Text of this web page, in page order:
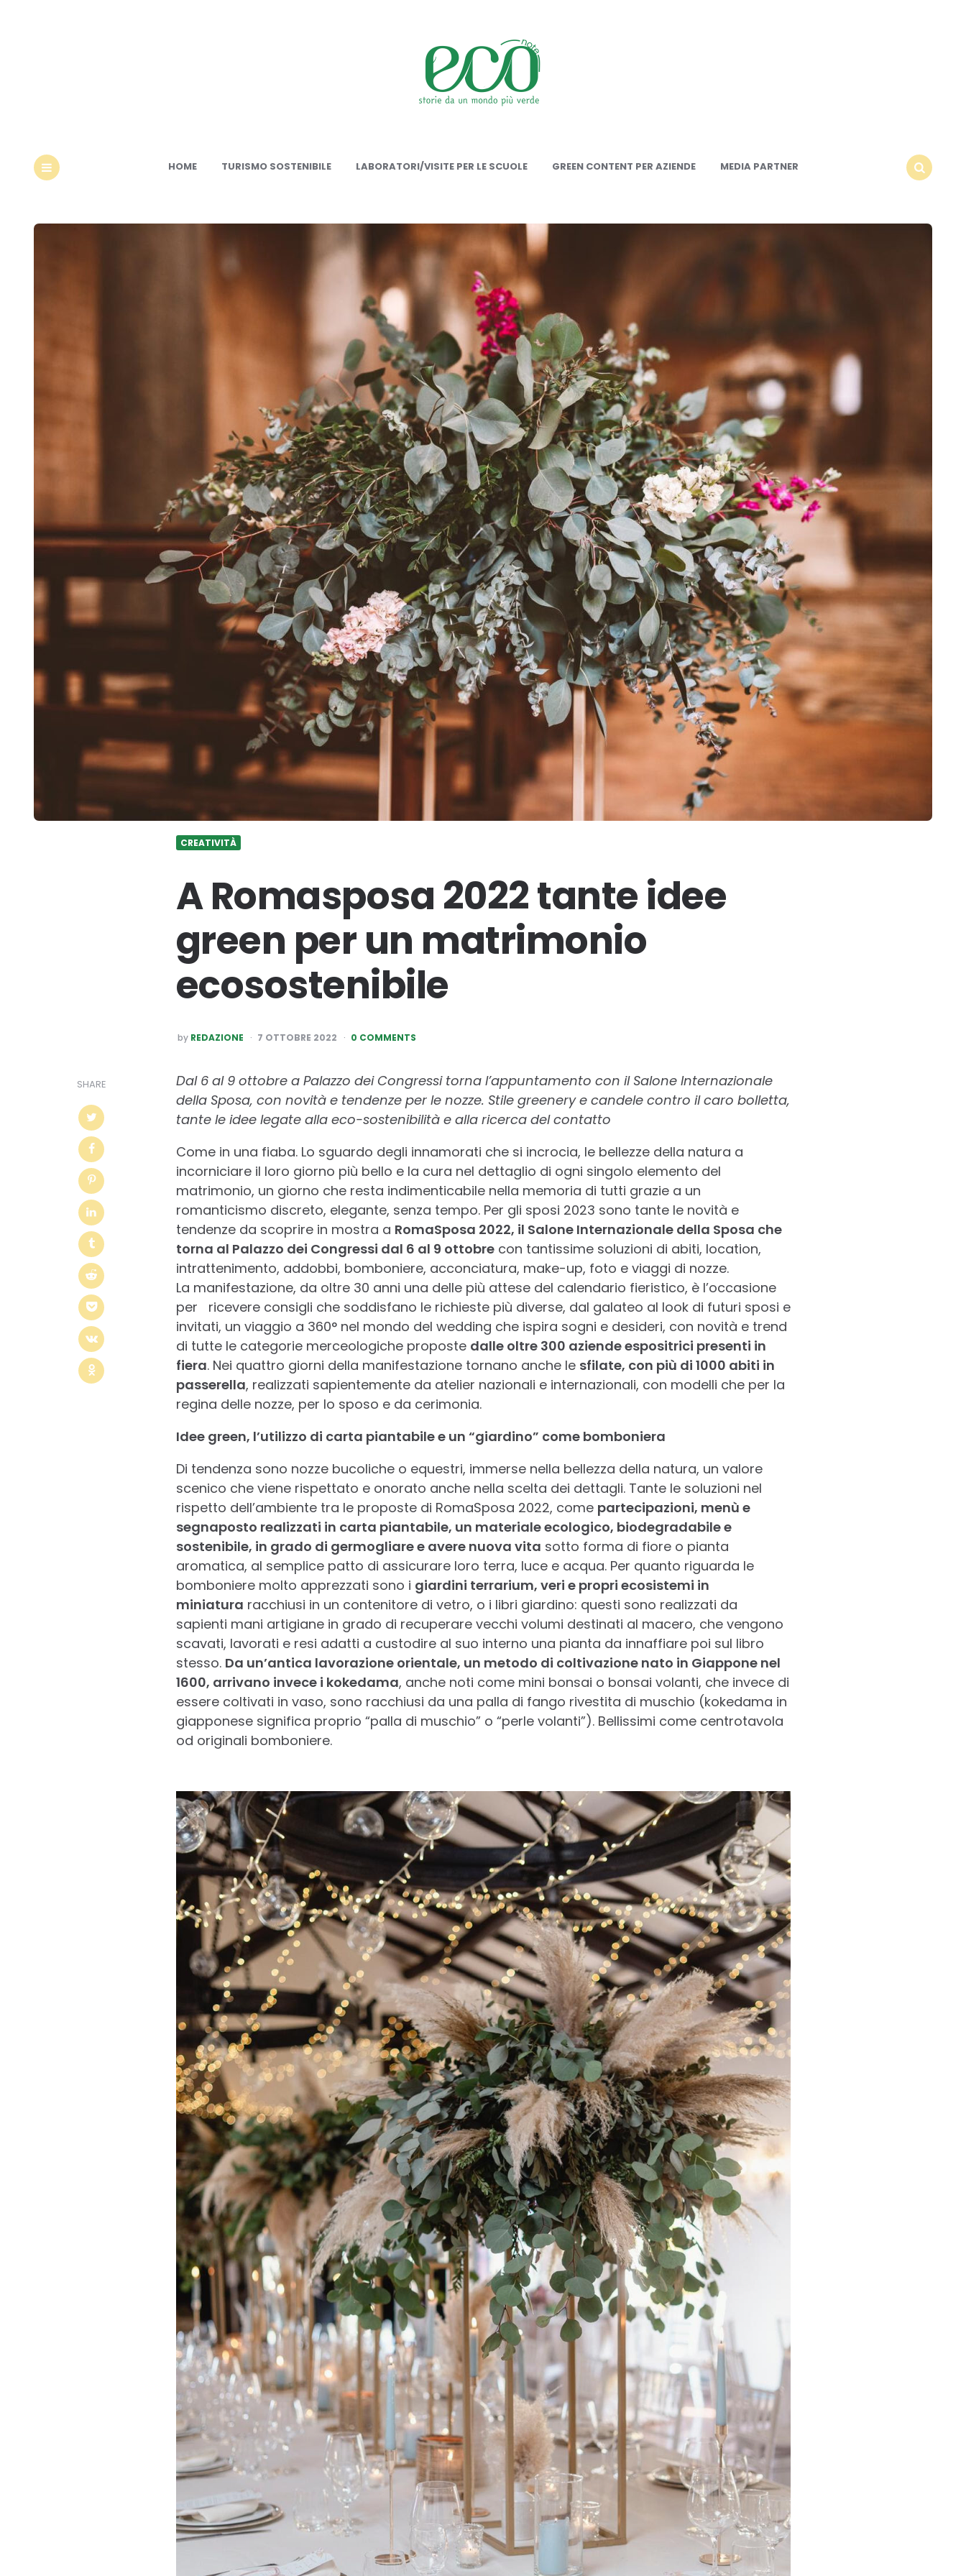
HOME TURISMO SOSTENIBILE LABORATORI/VISITE PER LE SCUOLE GREEN CONTENT PER AZIENDE
MEDIA PARTNER
CREATIVITÀ
A Romasposa 2022 tante idee
green per un matrimonio
ecosostenibile
POSTED
BY
by REDAZIONE 7 OTTOBRE 2022 0 COMMENTS
SHARE
Dal 6 al 9 ottobre a Palazzo dei Congressi torna l’appuntamento con il Salone Internazionale
della Sposa, con novità e tendenze per le nozze. Stile greenery e candele contro il caro bolletta,
tante le idee legate alla eco-sostenibilità e alla ricerca del contatto
Come in una fiaba. Lo sguardo degli innamorati che si incrocia, le bellezze della natura a
incorniciare il loro giorno più bello e la cura nel dettaglio di ogni singolo elemento del
matrimonio, un giorno che resta indimenticabile nella memoria di tutti grazie a un
romanticismo discreto, elegante, senza tempo. Per gli sposi 2023 sono tante le novità e
tendenze da scoprire in mostra a RomaSposa 2022, il Salone Internazionale della Sposa che
torna al Palazzo dei Congressi dal 6 al 9 ottobrecon tantissime soluzioni di abiti, location,
intrattenimento, addobbi, bomboniere, acconciatura, make-up, foto e viaggi di nozze.
La manifestazione, da oltre 30 anni una delle più attese del calendario fieristico, è l’occasione
per ricevere consigli che soddisfano le richieste più diverse, dal galateo al look di futuri sposi e
invitati, un viaggio a 360° nel mondo del wedding che ispira sogni e desideri, con novità e trend
di tutte le categorie merceologiche proposte dalle oltre 300 aziende espositrici presenti in
fiera. Nei quattro giorni della manifestazione tornano anche le sfilate, con più di 1000 abiti in
passerella, realizzati sapientemente da atelier nazionali e internazionali, con modelli che per la
regina delle nozze, per lo sposo e da cerimonia.
Idee green, l’utilizzo di carta piantabile e un “giardino” come bomboniera
Di tendenza sono nozze bucoliche o equestri, immerse nella bellezza della natura, un valore
scenico che viene rispettato e onorato anche nella scelta dei dettagli. Tante le soluzioni nel
rispetto dell’ambiente tra le proposte di RomaSposa 2022, come partecipazioni, menù e
segnaposto realizzati in carta piantabile, un materiale ecologico, biodegradabile e
sostenibile, in grado di germogliare e avere nuova vita sotto forma di fiore o pianta
aromatica, al semplice patto di assicurare loro terra, luce e acqua. Per quanto riguarda le
bomboniere molto apprezzati sono i giardini terrarium, veri e propri ecosistemi in
miniatura racchiusi in un contenitore di vetro, o i libri giardino: questi sono realizzati da
sapienti mani artigiane in grado di recuperare vecchi volumi destinati al macero, che vengono
scavati, lavorati e resi adatti a custodire al suo interno una pianta da innaffiare poi sul libro
stesso. Da un’antica lavorazione orientale, un metodo di coltivazione nato in Giappone nel
1600, arrivano invece i kokedama, anche noti come mini bonsai o bonsai volanti, che invece di
essere coltivati in vaso, sono racchiusi da una palla di fango rivestita di muschio (kokedama in
giapponese significa proprio “palla di muschio” o “perle volanti”). Bellissimi come centrotavola
od originali bomboniere.